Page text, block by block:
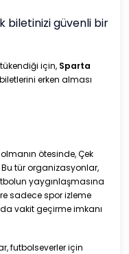
biletinizi güvenli bir
için, Sparta
erken alması
ötesinde, Çek
tür organizasyonlar,
yaygınlaşmasına
sadece spor izleme
vakit geçirme imkanı
futbolseverler için